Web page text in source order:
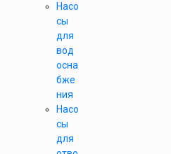
Насо
сы
для
вод
осна
бже
ния
Насо
сы
для